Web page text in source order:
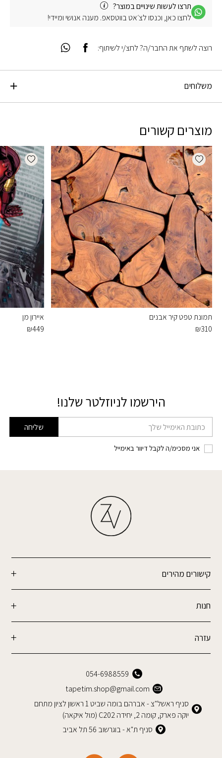
תרצו לעשות שינויים במוצר?
לחצו כאן, וכנסו לצ׳אט בווטסאפ. מענה אנושי ומיידי!
משלוחים
רוצה לשתף את החבר/ה? לחצ/י לשיתוף:
מוצרים קשורים
Add wishlist
תמונת טפט קיר אבנים
₪310
wishlist
איירון מן
₪449
הירשמו לניוזלטר שלנו!
דוא׳׳ל שליחה
אני מסכימ/ה לקבל דיוור באימייל
קישורים מהירים
חנות
עזרה
054-6988559
tapetim.shop@gmail.com
סניף ראשל"צ - אברהם בומה שביט 1 ראשון לציון מתחם
יוקה פארק, קומה 2, יחידה C202 (מול איקאה)
סניף ת"א - בוגרשוב 56 תל אביב